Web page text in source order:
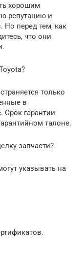
хорошим
репутацию и
Но перед тем, как
что они
только
в
Срок гарантии
талоне.
запчасти?
указывать на